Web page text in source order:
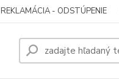
REKLAMÁCIA - ODSTÚPENIE